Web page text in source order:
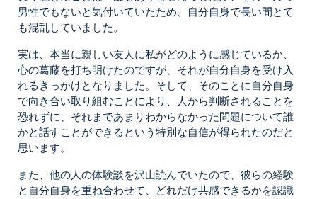
男性でもないと気付いていたため、自分自身で長い間とて
も混乱していました。
実は、本当に親しい友人に私がどのように感じているか、
心の葛藤を打ち明けたのですが、それが自分自身を受け入
れるきっかけとなりました。そして、そのことに自分自身
で向き合い取り組むことにより、人から判断されることを
恐れずに、それまであまりわからなかった問題について誰
かと話すことができるという特別な自信が得られたのだと
思います。
また、他の人の体験談を沢山読んでいたので、彼らの経験
と自分自身を重ね合わせて、どれだけ共感できるかを認識